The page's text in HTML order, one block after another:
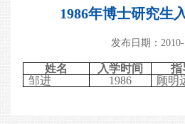
1986年博士研究生
发布日期：
姓名 入学时间
指
邹进
1986 顾明